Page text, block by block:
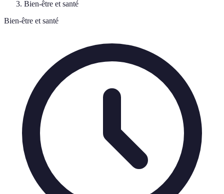
Bien-être et santé
Bien-être et santé